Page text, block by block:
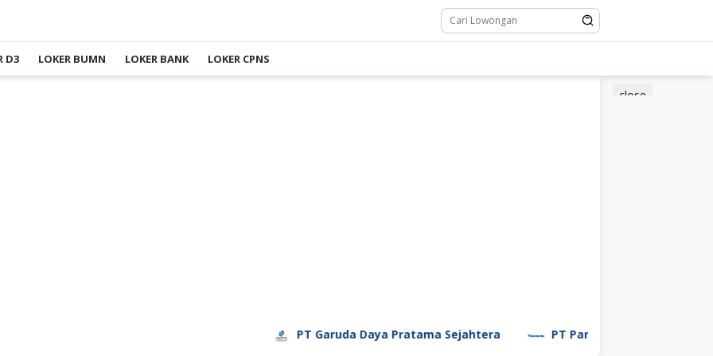
D3 LOKER BUMN LOKER BANK LOKER CPNS
close
PT Garuda Daya Pratama Sejahtera PT Panasonic Manufacturing